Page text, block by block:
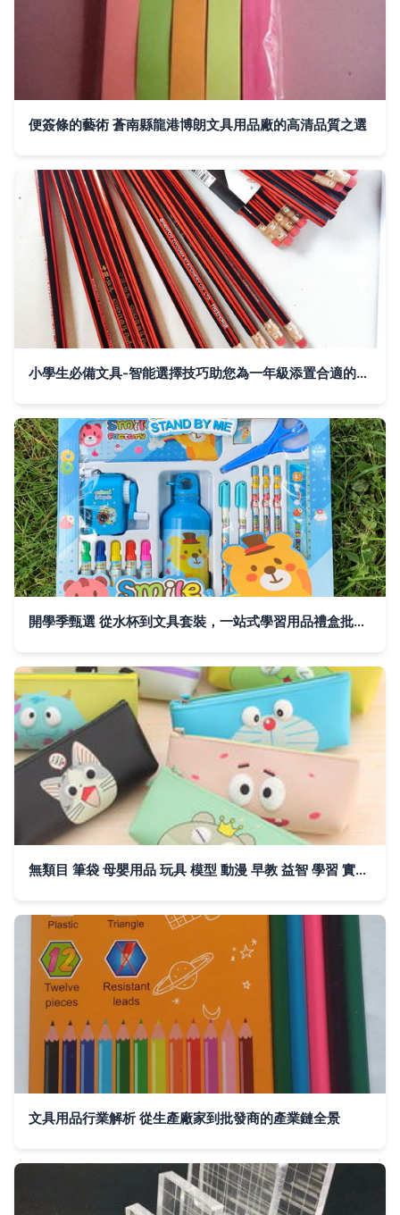
便簽條的藝術 蒼南縣龍港博朗文具用品廠的高清品質之選
小學生必備文具-智能選擇技巧助您為一年級添置合適的筆試繪畫編寫程序學習寫好文字的科學選擇班
開學季甄選 從水杯到文具套裝，一站式學習用品禮盒批發指南
無類目 筆袋 母嬰用品 玩具 模型 動漫 早教 益智 學習 實驗 繪畫文具 韓磊玩具廠 蘑菇街優店
文具用品行業解析 從生產廠家到批發商的產業鏈全景